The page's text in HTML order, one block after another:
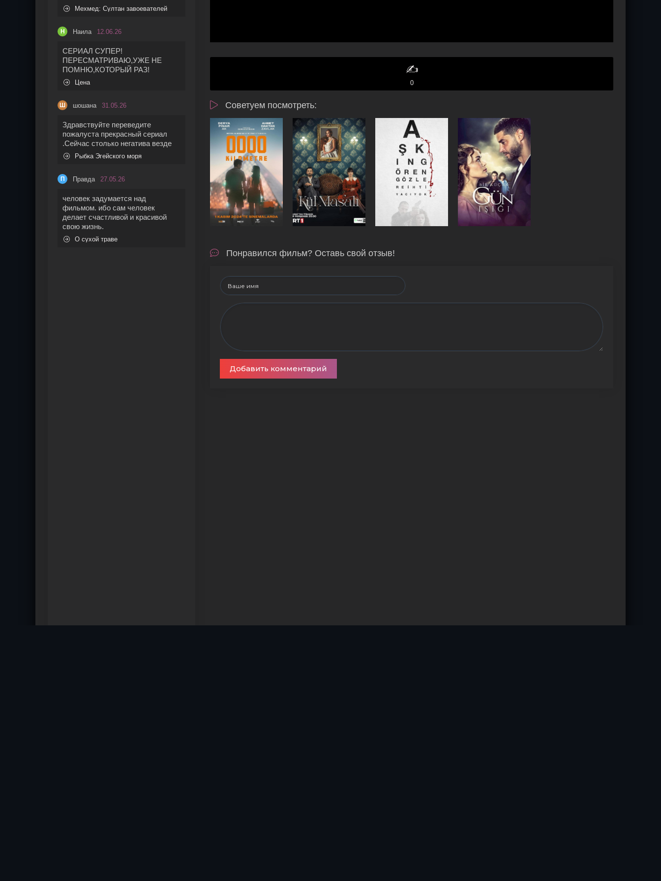
Мехмед: Султан завоевателей
Н Наила 12.06.26
СЕРИАЛ СУПЕР!
ПЕРЕСМАТРИВАЮ,УЖЕ НЕ
ПОМНЮ,КОТОРЫЙ РАЗ!
Цена
Ш шошана 31.05.26
Здравствуйте переведите
пожалуста прекрасный сериал
.Сейчас столько негатива везде
Рыбка Эгейского моря
П Правда 27.05.26
человек задумается над
фильмом. ибо сам человек
делает счастливой и красивой
свою жизнь.
О сухой траве
✍️
0
Советуем посмотреть:
Понравился фильм? Оставь свой отзыв!
Добавить комментарий